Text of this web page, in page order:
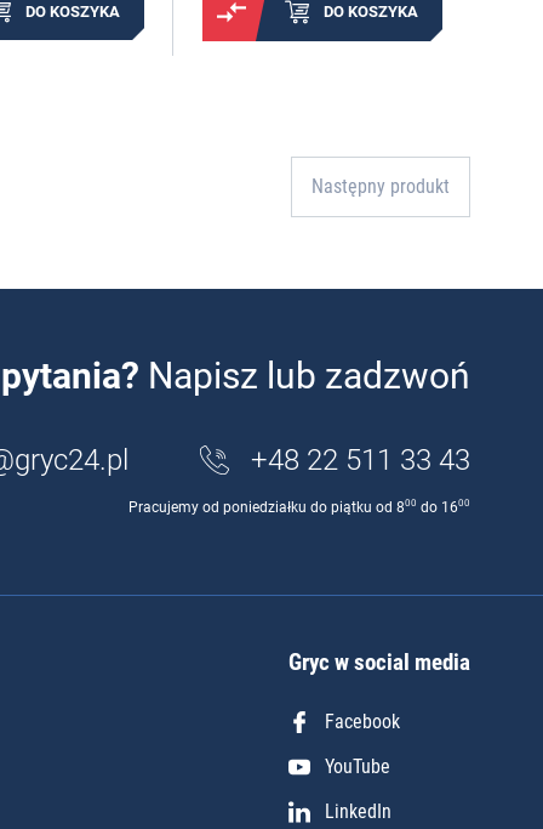
DO KOSZYKA DO KOSZYKA
Następny produkt
Napisz lub zadzwoń
+48 22 511 33 43
Pracujemy od poniedziałku do piątku od 800 do 1600
Gryc w social media
Facebook
YouTube
LinkedIn